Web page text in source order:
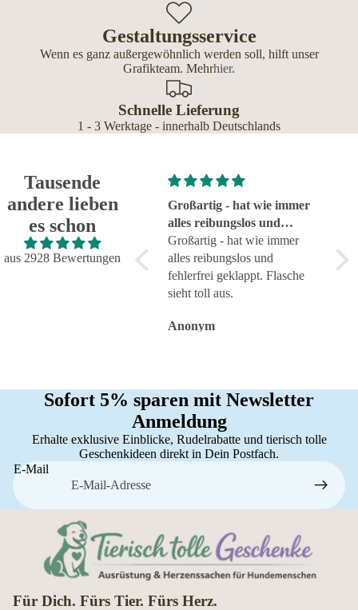
Gestaltungsservice
Wenn es ganz außergewöhnlich werden soll, hilft unser
Grafikteam. Mehrhier.
Schnelle Lieferung
1 - 3 Werktage - innerhalb Deutschlands
Tausende
andere lieben
es schon
aus 2928 Bewertungen
Super!
Super!
Großartig - hat wie immer
alles reibungslos und
fehlerfrei geklappt
Großartig - hat wie immer
alles reibungslos und
fehlerfrei geklappt. Flasche
sieht toll aus.
Anonym
Sofort 5% sparen mit Newsletter
Anmeldung
Erhalte exklusive Einblicke, Rudelrabatte und tierisch tolle
Geschenkideen direkt in Dein Postfach.
E-Mail
Für Dich. Fürs Tier. Fürs Herz.